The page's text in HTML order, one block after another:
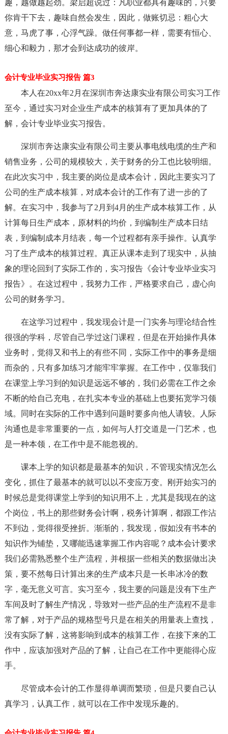
趣，越做越起劲。梁启超说过：凡职业都具有趣味的，只要
你肯干下去，趣味自然会发生，因此，做账切忌：粗心大
意，马虎了事，心浮气躁。做任何事都一样，需要有恒心、
细心和毅力，那才会到达成功的彼岸。
会计专业毕业实习报告 篇3
本人在20xx年2月在深圳市奔达康实业有限公司实习工作
至今，通过实习对企业生产成本的核算有了更加具体的了
解，会计专业毕业实习报告。
深圳市奔达康实业有限公司主要从事电线电缆的生产和
销售业务，公司的规模较大，关于财务的分工也比较明细。
在此次实习中，我主要的岗位是成本会计，因此主要实习了
公司的生产成本核算，对成本会计的工作有了进一步的了
解。在实习中，我参与了2月到4月的生产成本核算工作，从
计算每日生产成本，原材料的均价，到编制生产成本日结
表，到编制成本月结表，每一个过程都有亲手操作。认真学
习了生产成本的核算过程。真正从课本走到了现实中，从抽
象的理论回到了实际工作的，实习报告《会计专业毕业实习
报告》。在这过程中，我努力工作，严格要求自己，虚心向
公司的财务学习。
在这学习过程中，我发现会计是一门实务与理论结合性
很强的学科，尽管自己学过这门课程，但是在开始操作具体
业务时，觉得又和书上的有些不同，实际工作中的事务是细
而杂的，只有多加练习才能牢牢掌握。在工作中，仅靠我们
在课堂上学习到的知识是远远不够的，我们必需在工作之余
不断的给自己充电，在扎实本专业的基础上也要拓宽学习领
域。同时在实际的工作中遇到问题时要多向他人请较。人际
沟通也是非常重要的一点，如何与人打交道是一门艺术，也
是一种本领，在工作中是不能忽视的。
课本上学的知识都是最基本的知识，不管现实情况怎么
变化，抓住了最基本的就可以以不变应万变。刚开始实习的
时候总是觉得课堂上学到的知识用不上，尤其是我现在的这
个岗位，书上的那些财务会计啊，税务计算啊，都跟工作沾
不到边，觉得很受挫折。渐渐的，我发现，假如没有书本的
知识作为铺垫，又哪能迅速掌握工作内容呢？成本会计要求
我们必需熟悉整个生产流程，并根据一些相关的数据做出决
策，要不然每日计算出来的生产成本只是一长串冰冷的数
字，毫无意义可言。实习至今，我主要的问题是没有下生产
车间及时了解生产情况，导致对一些产品的生产流程不是非
常了解，对于产品的规格型号只是在相关的用量表上查找，
没有实际了解，这将影响到成本的核算工作，在接下来的工
作中，应该加强对产品的了解，让自己在工作中更能得心应
手。
尽管成本会计的工作显得单调而繁琐，但是只要自己认
真学习，认真工作，就可以在工作中发现乐趣的。